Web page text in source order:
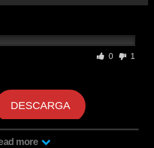
0 1
DESCARGA
more